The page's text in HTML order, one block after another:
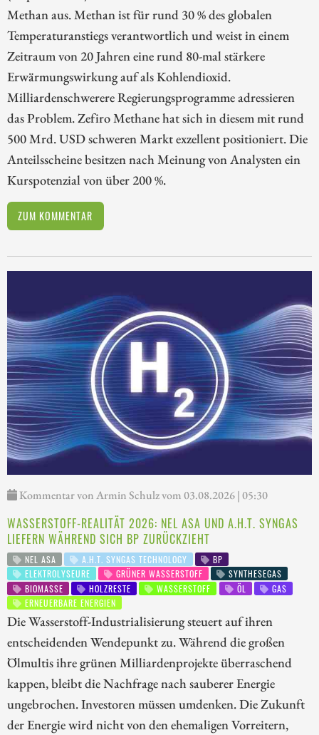
Methan aus. Methan ist für rund 30 % des globalen
Temperaturanstiegs verantwortlich und weist in einem
Zeitraum von 20 Jahren eine rund 80-mal stärkere
Erwärmungswirkung auf als Kohlendioxid.
Milliardenschwerere Regierungsprogramme adressieren
das Problem. Zefiro Methane hat sich in diesem mit rund
500 Mrd. USD schweren Markt exzellent positioniert. Die
Anteilsscheine besitzen nach Meinung von Analysten ein
Kurspotenzial von über 200 %.
ZUM KOMMENTAR
Kommentar von Armin Schulz vom 03.08.2026 | 05:30
WASSERSTOFF-REALITÄT 2026: NEL ASA UND A.H.T. SYNGAS
LIEFERN WÄHREND SICH BP ZURÜCKZIEHT
NEL ASA A.H.T. SYNGAS TECHNOLOGY
BP
ELEKTROLYSEURE
GRÜNER WASSERSTOFF
SYNTHESEGAS
BIOMASSE
HOLZRESTE WASSERSTOFF ÖL
GAS
ERNEUERBARE ENERGIEN
Die Wasserstoff-Industrialisierung steuert auf ihren
entscheidenden Wendepunkt zu. Während die großen
Ölmultis ihre grünen Milliardenprojekte überraschend
kappen, bleibt die Nachfrage nach sauberer Energie
ungebrochen. Investoren müssen umdenken. Die Zukunft
der Energie wird nicht von den ehemaligen Vorreitern,